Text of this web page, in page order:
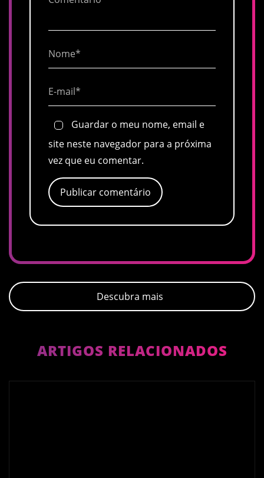
Guardar o meu nome, email e
site neste navegador para a próxima
vez que eu comentar.
Descubra mais
ARTIGOS RELACIONADOS